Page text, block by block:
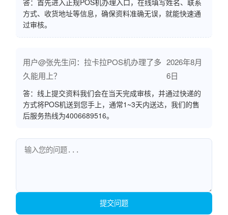
答：首先进入正规POS机办理入口，在线填写姓名、联系
方式、收货地址等信息，确保资料准确无误，就能快速通
过审核。
用户@张先生问：拉卡拉POS机办理了多
久能用上？
2026年8月
6日
答：线上提交资料我们会在当天完成审核，并通过快递的
方式将POS机送到您手上，通常1~3天内送达，我们的售
后服务热线为4006689516。
提交问题